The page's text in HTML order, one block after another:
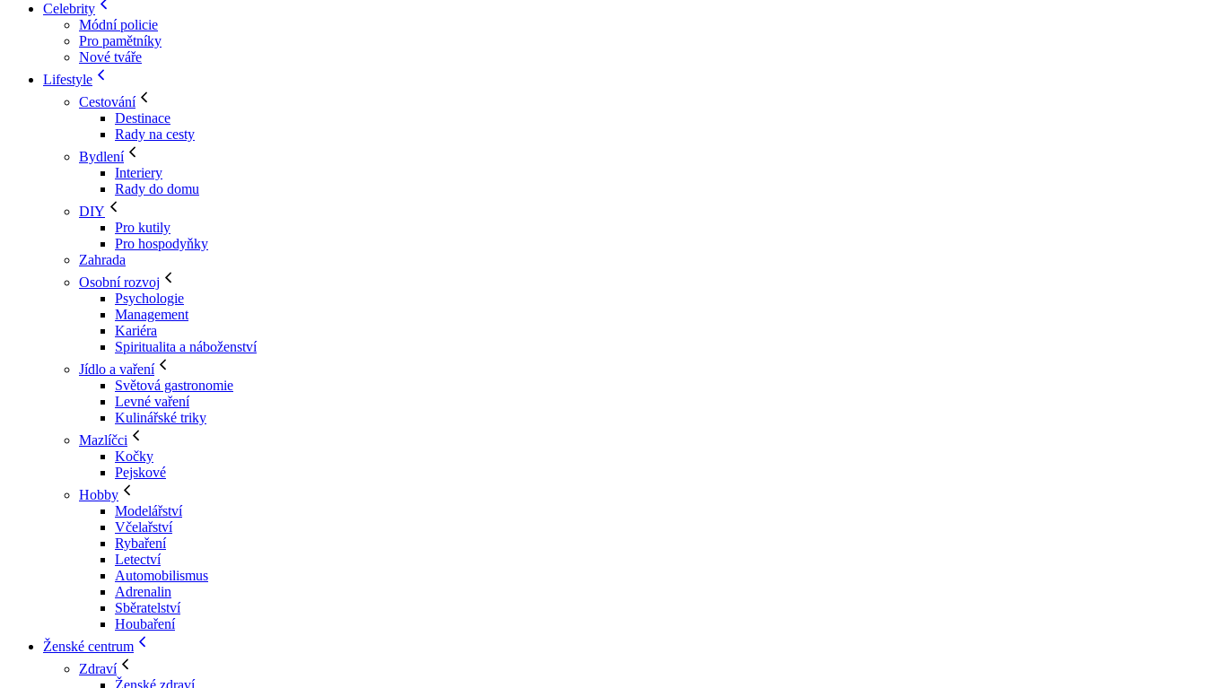
Celebrity
Módní policie
Pro pamětníky
Nové tváře
Lifestyle
Cestování
Destinace
Rady na cesty
Bydlení
Interiery
Rady do domu
DIY
Pro kutily
Pro hospodyňky
Zahrada
Osobní rozvoj
Psychologie
Management
Kariéra
Spiritualita a náboženství
Jídlo a vaření
Světová gastronomie
Levné vaření
Kulinářské triky
Mazlíčci
Kočky
Pejskové
Hobby
Modelářství
Včelařství
Rybaření
Letectví
Automobilismus
Adrenalin
Sběratelství
Houbaření
Ženské centrum
Zdraví
Ženské zdraví